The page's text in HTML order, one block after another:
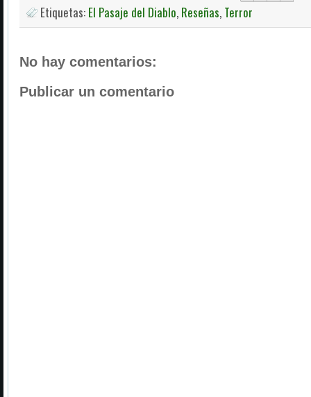
Etiquetas: El Pasaje del Diablo, Reseñas, Terror
No hay comentarios:
Publicar un comentario